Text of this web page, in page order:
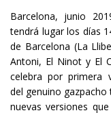
Barcelona, junio
tendrá lugar los días
de Barcelona (La
Antoni, El Ninot y El
celebra por primera
del genuino
nuevas versiones